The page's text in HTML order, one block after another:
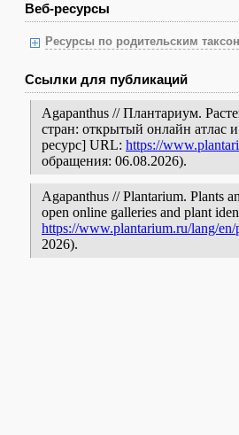
Веб-ресурсы
Ресурсы по родительским
Ссылки для публикаций
Agapanthus // Плантариум.
стран: открытый онлайн атлас
ресурс] URL: https://
обращения: 06.08.2026).
Agapanthus // Plantarium. Plants
open online galleries and plant
https://www.plantarium.ru/lang/
2026).